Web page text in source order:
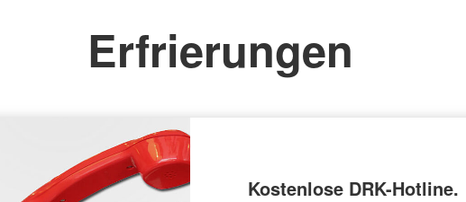
Erfrierungen
Kostenlose DRK-Hotline.